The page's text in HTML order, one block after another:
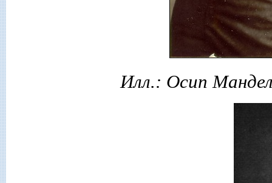
Илл.: Осип